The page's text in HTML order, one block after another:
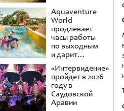
Aquaventure
World
продлевает
часы работы
по выходным
и дарит
второй день в
подарок
«Интервидение»
пройдет в 2026
году в
Саудовской
Аравии